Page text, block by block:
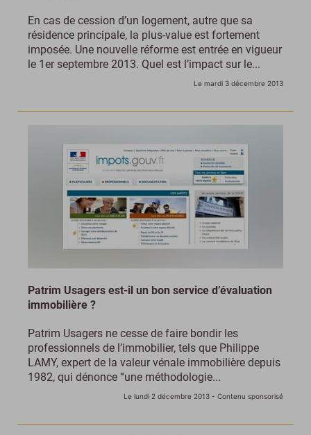
En cas de cession d’un logement, autre que sa
résidence principale, la plus-value est fortement
imposée. Une nouvelle réforme est entrée en vigueur
le 1er septembre 2013. Quel est l’impact sur le...
Le mardi 3 décembre 2013
Patrim Usagers est-il un bon service d’évaluation
immobilière ?
Patrim Usagers ne cesse de faire bondir les
professionnels de l’immobilier, tels que Philippe
LAMY, expert de la valeur vénale immobilière depuis
1982, qui dénonce “une méthodologie...
Le lundi 2 décembre 2013 - Contenu sponsorisé